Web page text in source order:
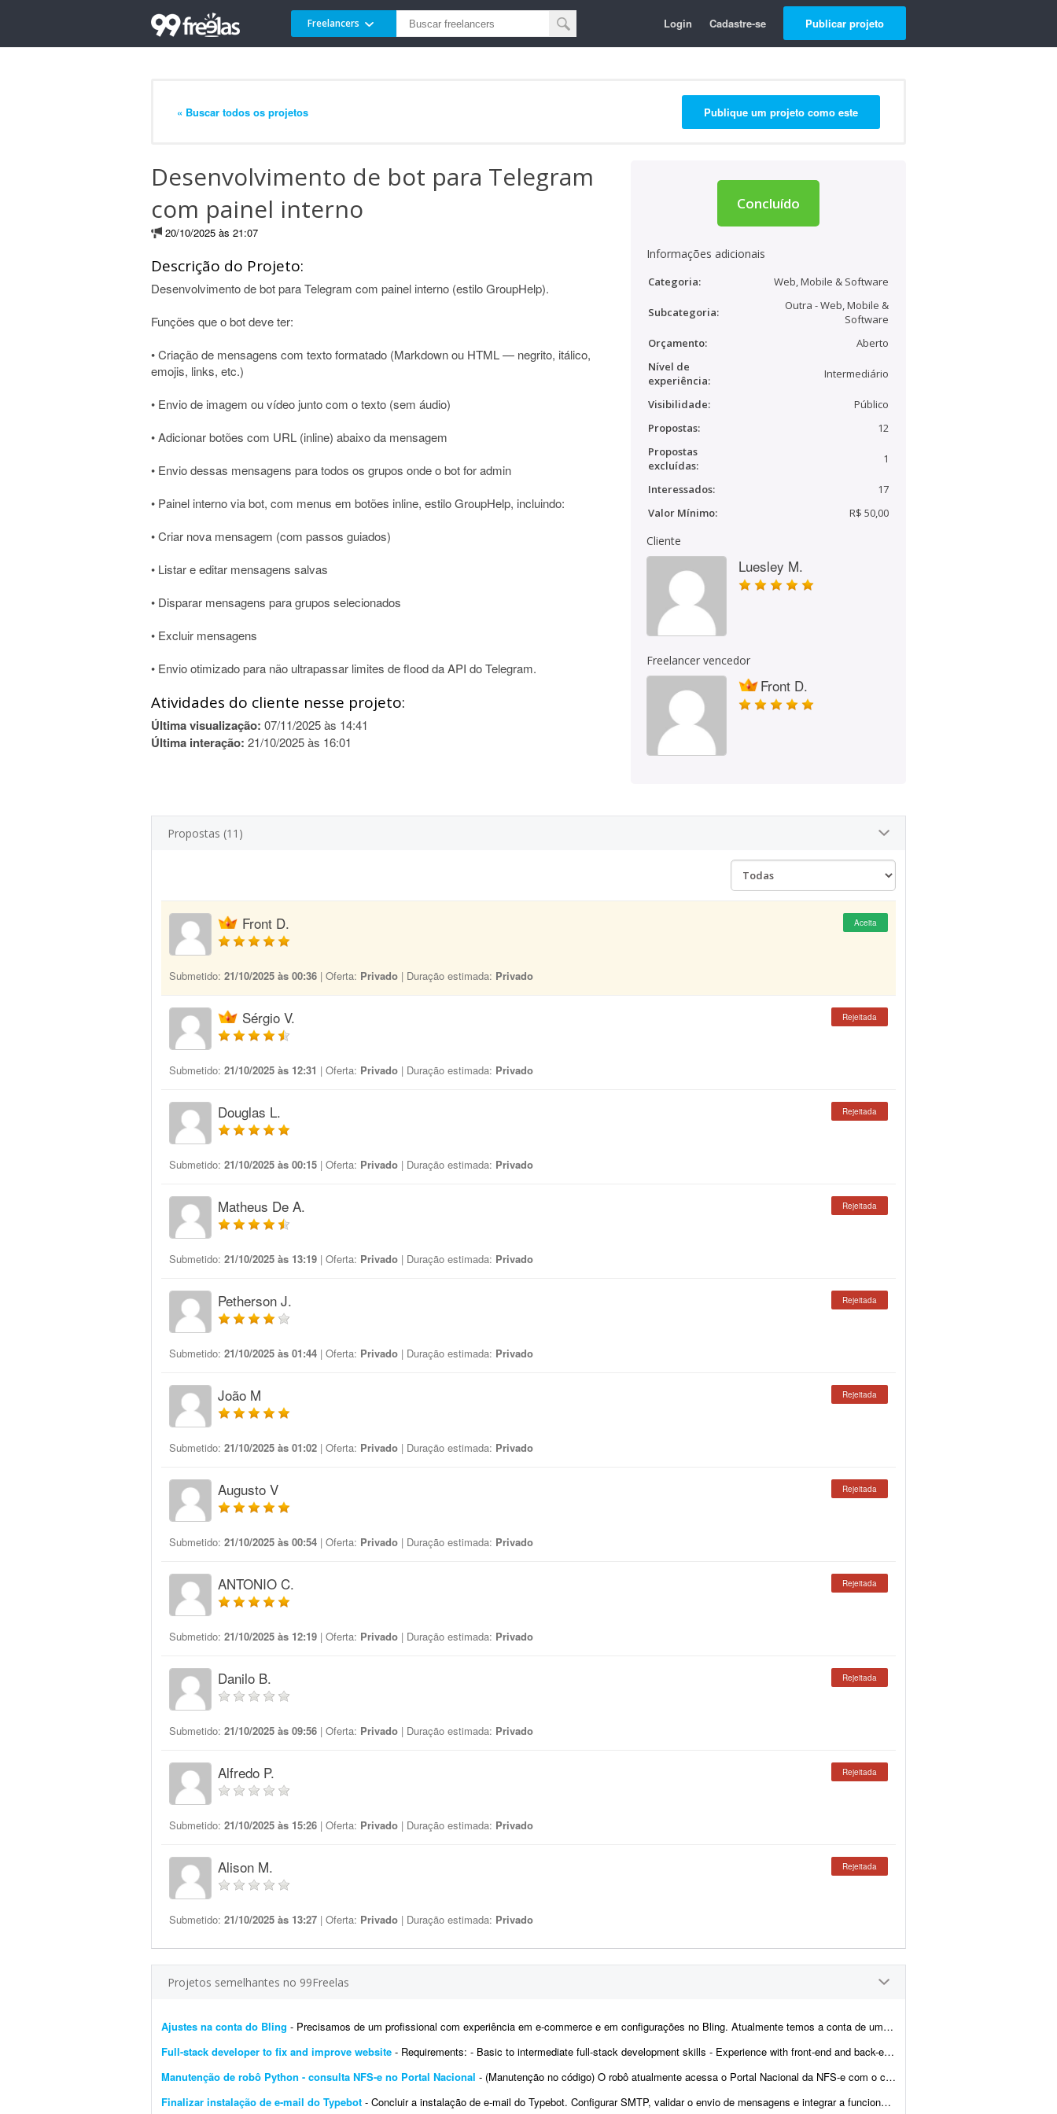
Freelancers Login Cadastre-se Publicar projeto
« Buscar todos os projetos Publique um projeto como este
Desenvolvimento de bot para Telegram
com painel interno
20/10/2025 às 21:07
Descrição do Projeto:
Desenvolvimento de bot para Telegram com painel interno (estilo GroupHelp).
Funções que o bot deve ter:
• Criação de mensagens com texto formatado (Markdown ou HTML — negrito, itálico,
emojis, links, etc.)
• Envio de imagem ou vídeo junto com o texto (sem áudio)
• Adicionar botões com URL (inline) abaixo da mensagem
• Envio dessas mensagens para todos os grupos onde o bot for admin
• Painel interno via bot, com menus em botões inline, estilo GroupHelp, incluindo:
• Criar nova mensagem (com passos guiados)
• Listar e editar mensagens salvas
• Disparar mensagens para grupos selecionados
• Excluir mensagens
• Envio otimizado para não ultrapassar limites de flood da API do Telegram.
Atividades do cliente nesse projeto:
Última visualização: 07/11/2025 às 14:41
Última interação: 21/10/2025 às 16:01
Concluído
Informações adicionais
Categoria: Web, Mobile & Software
Subcategoria:
Outra - Web, Mobile &
Software
Orçamento:
Aberto
Nível de
experiência:
Intermediário
Visibilidade:
Público
Propostas:
12
Propostas
excluídas:
1
Interessados:
17
Valor Mínimo:
R$ 50,00
Cliente
Luesley M.
Freelancer vencedor
Front D.
Propostas (11)
Front D. Aceita
Submetido: 21/10/2025 às 00:36 | Oferta: Privado | Duração estimada: Privado
Sérgio V. Rejeitada
Submetido: 21/10/2025 às 12:31 | Oferta: Privado | Duração estimada: Privado
Douglas L. Rejeitada
Submetido: 21/10/2025 às 00:15 | Oferta: Privado | Duração estimada: Privado
Matheus De A. Rejeitada
Submetido: 21/10/2025 às 13:19 | Oferta: Privado | Duração estimada: Privado
Petherson J. Rejeitada
Submetido: 21/10/2025 às 01:44 | Oferta: Privado | Duração estimada: Privado
João M Rejeitada
Submetido: 21/10/2025 às 01:02 | Oferta: Privado | Duração estimada: Privado
Augusto V Rejeitada
Submetido: 21/10/2025 às 00:54 | Oferta: Privado | Duração estimada: Privado
ANTONIO C. Rejeitada
Submetido: 21/10/2025 às 12:19 | Oferta: Privado | Duração estimada: Privado
Danilo B. Rejeitada
Submetido: 21/10/2025 às 09:56 | Oferta: Privado | Duração estimada: Privado
Alfredo P. Rejeitada
Submetido: 21/10/2025 às 15:26 | Oferta: Privado | Duração estimada: Privado
Alison M. Rejeitada
Submetido: 21/10/2025 às 13:27 | Oferta: Privado | Duração estimada: Privado
Projetos semelhantes no 99Freelas
Ajustes na conta do Bling - Precisamos de um profissional com experiência em e-commerce e em configurações no Bling. Atualmente temos a conta de um cliente integrada com loja própria, Mercado Livre,...
Full-stack developer to fix and improve website - Requirements: - Basic to intermediate full-stack development skills - Experience with front-end and back-end web development - Ability to troubleshoot bugs and make small improvements - Good commu...
Manutenção de robô Python - consulta NFS-e no Portal Nacional - (Manutenção no código) O robô atualmente acessa o Portal Nacional da NFS-e com o certificado digital de cada empresa, confere se as notas emitidas no mês batem com...
Finalizar instalação de e-mail do Typebot - Concluir a instalação de e-mail do Typebot. Configurar SMTP, validar o envio de mensagens e integrar a funcionalidade com a instância atual. Entregar documentação ...